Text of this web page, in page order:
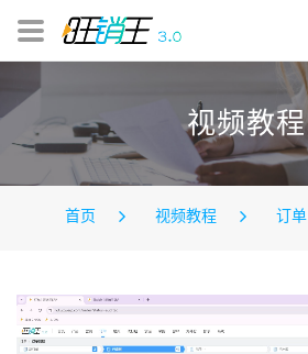
视频教程
首页 视频教程 订单